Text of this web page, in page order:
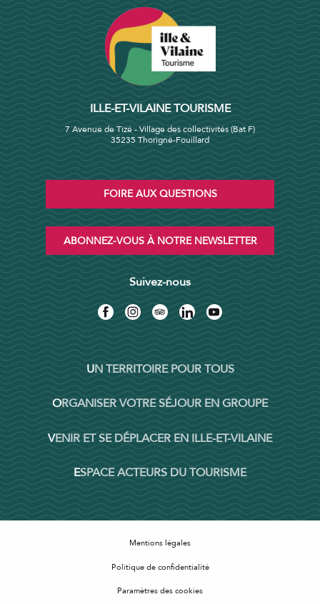
ILLE-ET-VILAINE TOURISME
7 Avenue de Tizé - Village des collectivités (Bat F)
35235 Thorigné-Fouillard
FOIRE AUX QUESTIONS
ABONNEZ-VOUS À NOTRE NEWSLETTER
Suivez-nous
UN TERRITOIRE POUR TOUS
ORGANISER VOTRE SÉJOUR EN GROUPE
VENIR ET SE DÉPLACER EN ILLE-ET-VILAINE
ESPACE ACTEURS DU TOURISME
Mentions légales
Politique de confidentialité
Paramètres des cookies